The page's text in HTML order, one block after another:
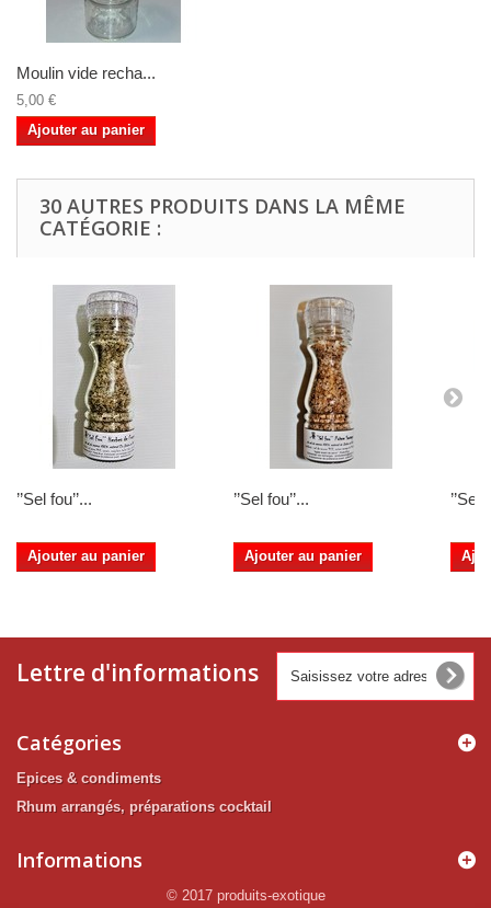
Moulin vide recha...
5,00 €
Ajouter au panier
30 AUTRES PRODUITS DANS LA MÊME
CATÉGORIE :
’’Sel fou’’...
Ajouter au panier
’’Sel fou’’...
Ajouter au panier
’’Sel
Lettre d'informations
Catégories
Epices & condiments
Rhum arrangés, préparations cocktail
Informations
© 2017 produits-exotique